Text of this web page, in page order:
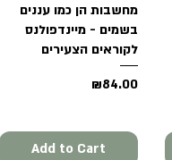
Quick View
מחשבות הן כמו עננים
בשמים - מיינדפולנס
לקוראים הצעירים
Price
₪84.00
Add to Cart